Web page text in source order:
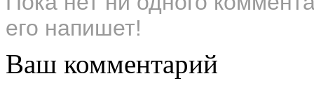
его напишет!
Ваш комментарий